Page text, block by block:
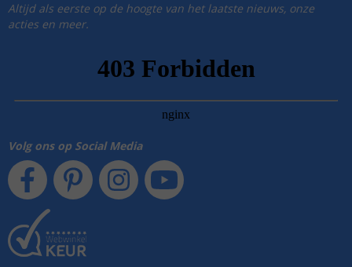
Altijd als eerste op de hoogte van het laatste nieuws, onze
acties en meer.
Volg ons op Social Media